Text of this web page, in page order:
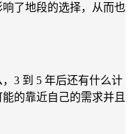
了地段的选择，从而也
3 到 5 年后还有什么计
的靠近自己的需求并且